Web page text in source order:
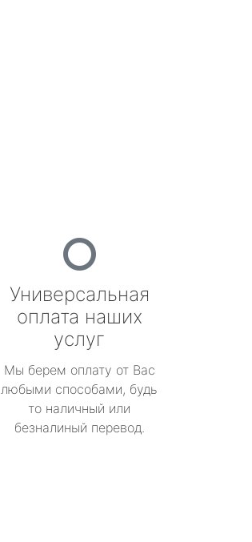
Универсальная
оплата наших
услуг
Мы берем оплату от Вас
любыми способами, будь
то наличный или
безналиный перевод.